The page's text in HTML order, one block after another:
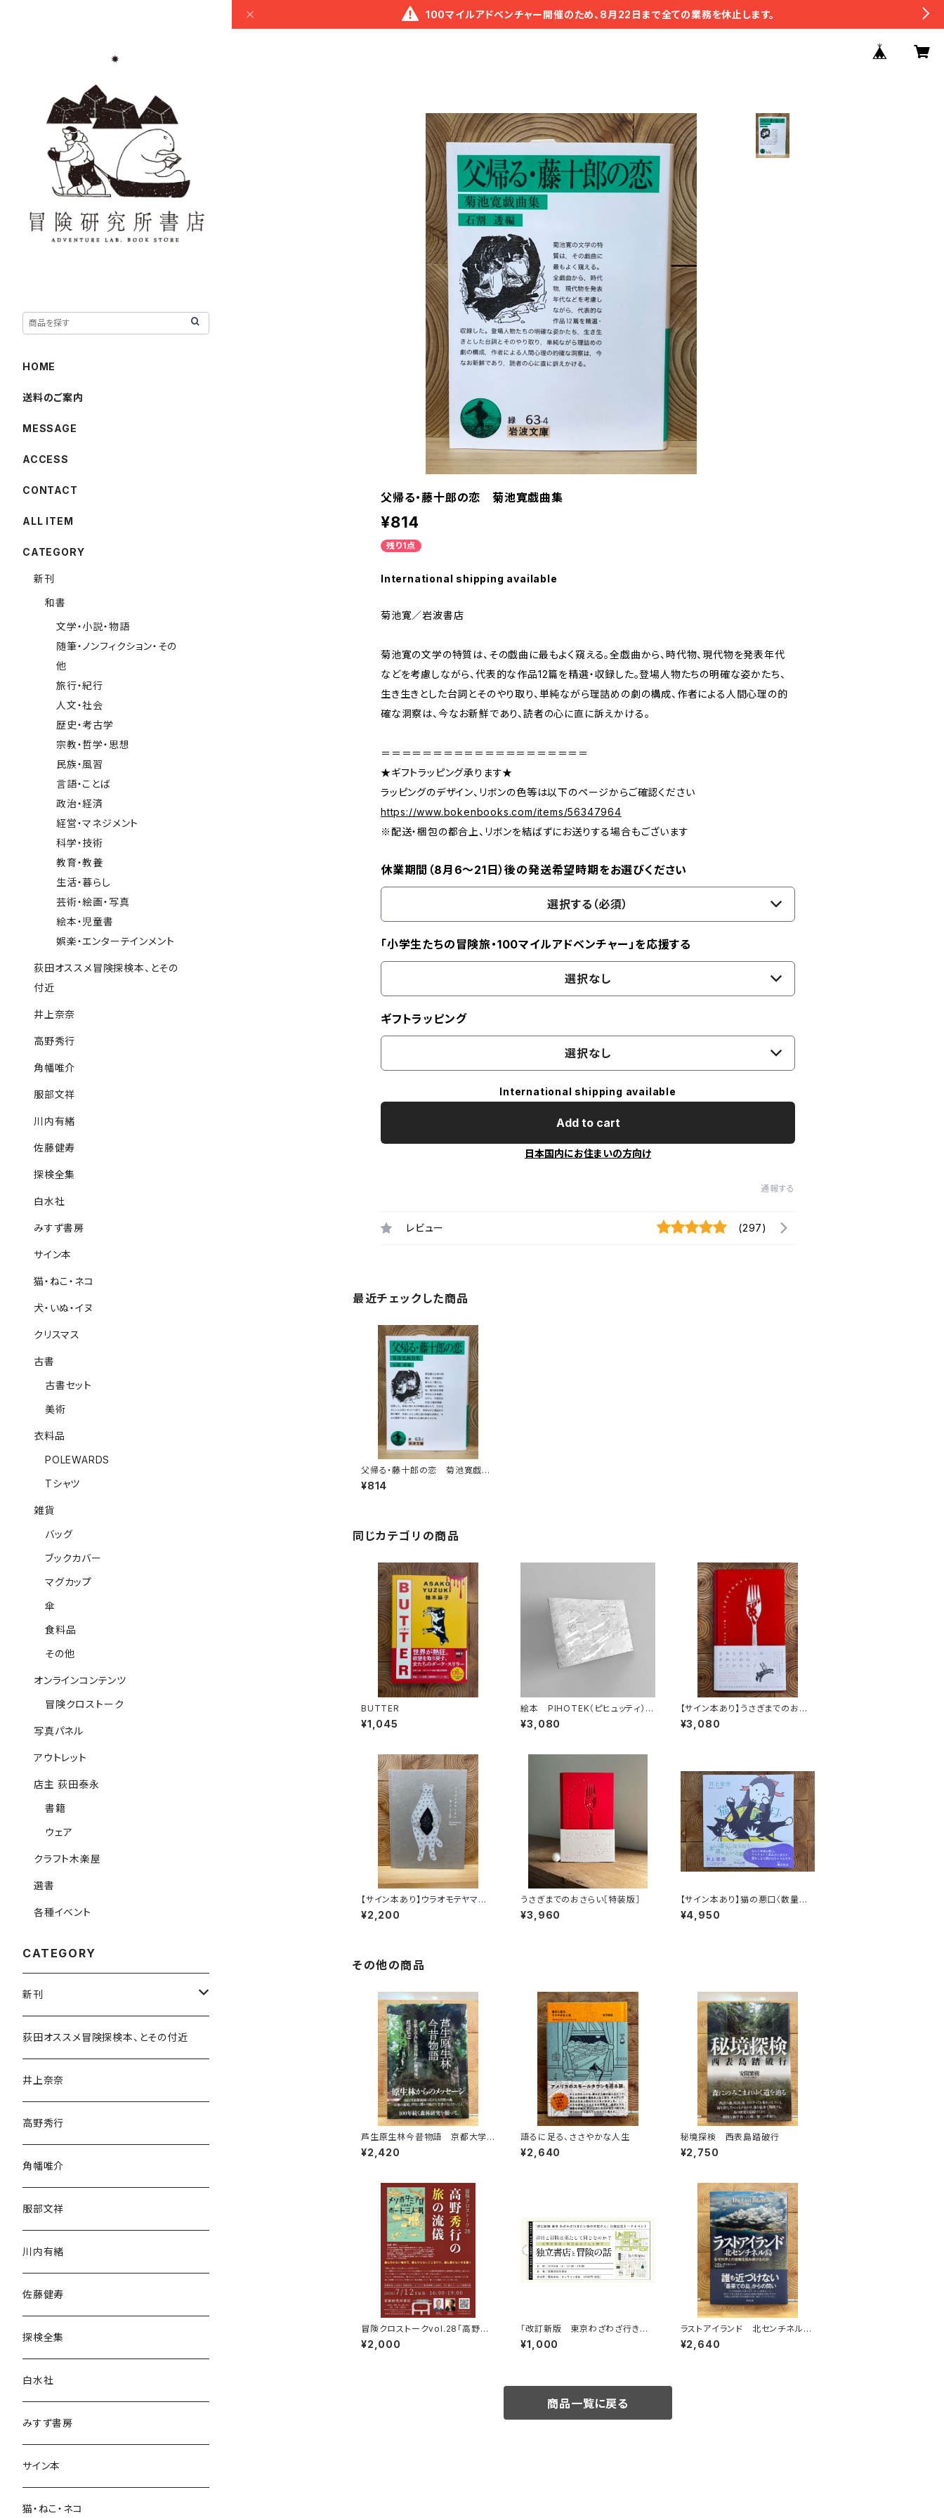
100マイルアドベンチャー開催のため、8月22日まで全ての業務を休止します。
父帰る・藤十郎の恋 菊池寛戯曲集
¥814
残り1点
International shipping available
菊池寛／岩波書店
菊池寛の文学の特質は、その戯曲に最もよく窺える。全戯曲から、時代物、現代物を発表年代
などを考慮しながら、代表的な作品12篇を精選・収録した。登場人物たちの明確な姿かたち、
生き生きとした台詞とそのやり取り、単純ながら理詰めの劇の構成、作者による人間心理の的
確な洞察は、今なお新鮮であり、読者の心に直に訴えかける。
＝＝＝＝＝＝＝＝＝＝＝＝＝＝＝＝＝＝＝＝
★ギフトラッピング承ります★
ラッピングのデザイン、リボンの色等は以下のページからご確認ください
https://www.bokenbooks.com/items/56347964
※配送・梱包の都合上、リボンを結ばずにお送りする場合もございます
休業期間（8月6〜21日）後の発送希望時期をお選びください
選択する（必須）
「小学生たちの冒険旅・100マイルアドベンチャー」を応援する
選択なし
ギフトラッピング
選択なし
International shipping available
Add to cart
日本国内にお住まいの方向け
通報する
レビュー (297)
最近チェックした商品
父帰る・藤十郎の恋 菊池寛戯曲
集
¥814
同じカテゴリの商品
BUTTER
¥1,045
絵本 PIHOTEK（ピヒュッティ）
北極を風と歩く
¥3,080
【サイン本あり】うさぎまでのおさ
らい［通常版］
¥3,080
【サイン本あり】ウラオモテヤマネ
コ
¥2,200
うさぎまでのおさらい［特装版］
¥3,960
【サイン本あり】猫の悪口〈数量限
定・オリジナルトート付き〉
¥4,950
その他の商品
芦生原生林今昔物語 京都大学
芦生演習林から研究林へ
¥2,420
語るに足る、ささやかな人生
¥2,640
秘境探検 西表島踏破行
¥2,750
冒険クロストークvol.28「高野秀
行の旅の流儀」録画視聴権
¥2,000
「改訂新版 東京わざわざ行きた
い街の本屋さん」出版記念トークイ
ベント録画視聴権
¥1,000
ラストアイランド 北センチネル
島 なぜ外界との接触を拒み続け
るのか
¥2,640
商品一覧に戻る
HOME
送料のご案内
MESSAGE
ACCESS
CONTACT
ALL ITEM
CATEGORY
新刊
和書
文学・小説・物語
随筆・ノンフィクション・その
他
旅行・紀行
人文・社会
歴史・考古学
宗教・哲学・思想
民族・風習
言語・ことば
政治・経済
経営・マネジメント
科学・技術
教育・教養
生活・暮らし
芸術・絵画・写真
絵本・児童書
娯楽・エンターテインメント
荻田オススメ冒険探検本、とその
付近
井上奈奈
高野秀行
角幡唯介
服部文祥
川内有緒
佐藤健寿
探検全集
白水社
みすず書房
サイン本
猫・ねこ・ネコ
犬・いぬ・イヌ
クリスマス
古書
古書セット
美術
衣料品
POLEWARDS
Tシャツ
雑貨
バッグ
ブックカバー
マグカップ
傘
食料品
その他
オンラインコンテンツ
冒険クロストーク
写真パネル
アウトレット
店主 荻田泰永
書籍
ウェア
クラフト木楽屋
選書
各種イベント
CATEGORY
新刊
和書
文学・小説・物語
随筆・ノンフィクション・その他
民族・風習
言語・ことば
荻田オススメ冒険探検本、とその付近
井上奈奈
高野秀行
角幡唯介
服部文祥
川内有緒
佐藤健寿
探検全集
白水社
みすず書房
サイン本
猫・ねこ・ネコ